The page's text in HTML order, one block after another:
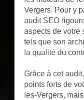
Vergers. Pour y
audit SEO
aspects de votre
tels que son
la qualité du
Grâce à cet
points forts de
les-Vergers,